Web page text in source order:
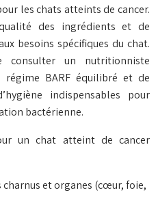
les chats atteints de cancer.
des ingrédients et de
besoins spécifiques du chat.
un nutritionniste
BARF équilibré et de
indispensables pour
bactérienne.
un chat atteint de cancer
charnus et organes (cœur, foie,